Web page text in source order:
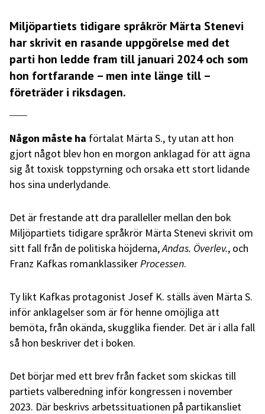
Miljöpartiets tidigare språkrör Märta Stenevi
har skrivit en rasande uppgörelse med det
parti hon ledde fram till januari 2024 och som
hon fortfarande – men inte länge till –
företräder i riksdagen.
Någon måste ha förtalat Märta S., ty utan att hon
gjort något blev hon en morgon anklagad för att ägna
sig åt toxisk toppstyrning och orsaka ett stort lidande
hos sina underlydande.
Det är frestande att dra paralleller mellan den bok
Miljöpartiets tidigare språkrör Märta Stenevi skrivit om
sitt fall från de politiska höjderna,Andas. Överlev., och
Franz Kafkas romanklassiker Processen.
Ty likt Kafkas protagonist Josef K. ställs även Märta S.
inför anklagelser som är för henne omöjliga att
bemöta, från okända, skugglika fiender. Det är i alla fall
så hon beskriver det i boken.
Det börjar med ett brev från facket som skickas till
partiets valberedning inför kongressen i november
2023. Där beskrivs arbetssituationen på partikansliet